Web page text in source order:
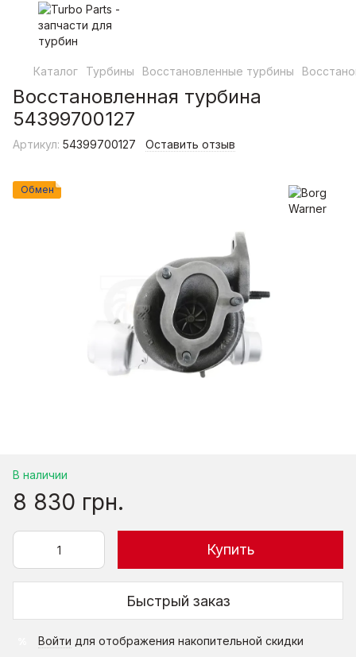
Каталог Турбины Восстановленные турбины
Восстановленная турбина
54399700127
Артикул: 54399700127 Оставить отзыв
Обмен
В наличии
8 830 грн.
Купить
Быстрый заказ
Войти для отображения накопительной скидки